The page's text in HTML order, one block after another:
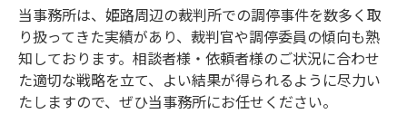
当事務所は、姫路周辺の裁判所での調停事件を数多く取
り扱ってきた実績があり、裁判官や調停委員の傾向も熟
知しております。相談者様・依頼者様のご状況に合わせ
た適切な戦略を立て、よい結果が得られるように尽力い
たしますので、ぜひ当事務所にお任せください。